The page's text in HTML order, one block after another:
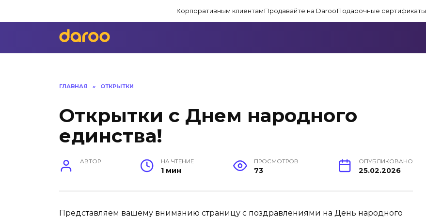
Корпоративным клиентамПродавайте на DarooПодарочные сертификаты
ГЛАВНАЯ » ОТКРЫТКИ
Открытки с Днем народного
единства!
АВТОР НА ЧТЕНИЕ
1 мин
ПРОСМОТРОВ
73
ОПУБЛИКОВАНО
25.02.2026
Представляем вашему вниманию страницу с поздравлениями на День народного